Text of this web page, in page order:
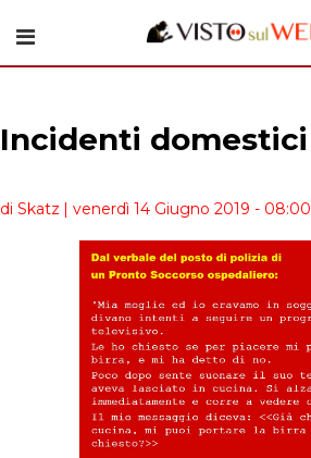
Incidenti domestici
di Skatz | venerdì 14 Giugno 2019 - 08:00